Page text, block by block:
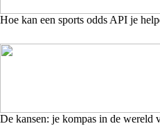
Hoe kan een sports odds API je
De kansen: je kompas in de wereld